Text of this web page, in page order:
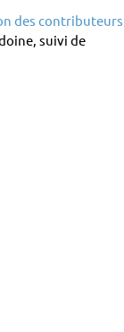
des contributeurs
suivi de